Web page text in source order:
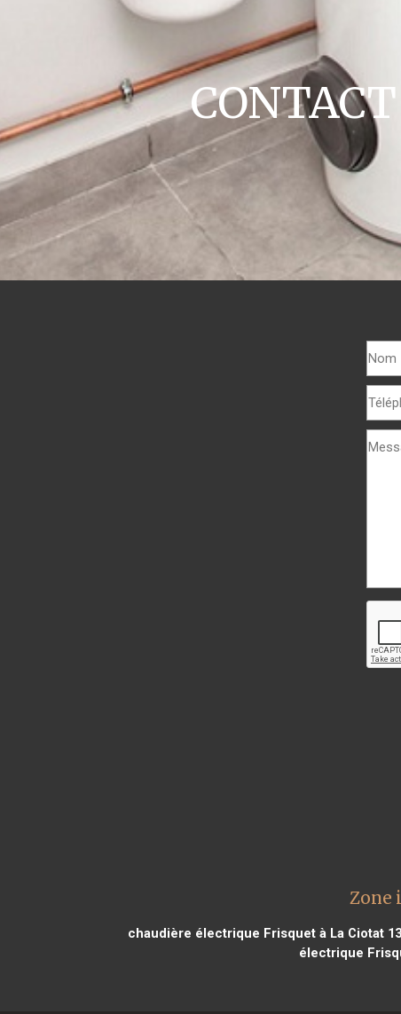
Zone
chaudière électrique Frisquet à La Ciotat
électrique